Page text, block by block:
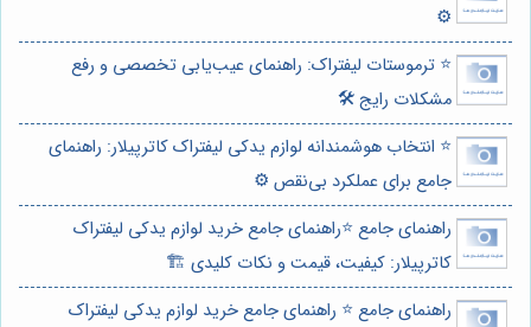
⚙️
⭐️ ترموستات لیفتراک: راهنمای عیب‌یابی تخصصی و رفع
مشکلات رایج 🛠️
⭐️ انتخاب هوشمندانه لوازم یدکی لیفتراک کاترپیلار: راهنمای
جامع برای عملکرد بی‌نقص ⚙️
راهنمای جامع ⭐️راهنمای جامع خرید لوازم یدکی لیفتراک
کاترپیلار: کیفیت، قیمت و نکات کلیدی 🏗️
راهنمای جامع ⭐️ راهنمای جامع خرید لوازم یدکی لیفتراک